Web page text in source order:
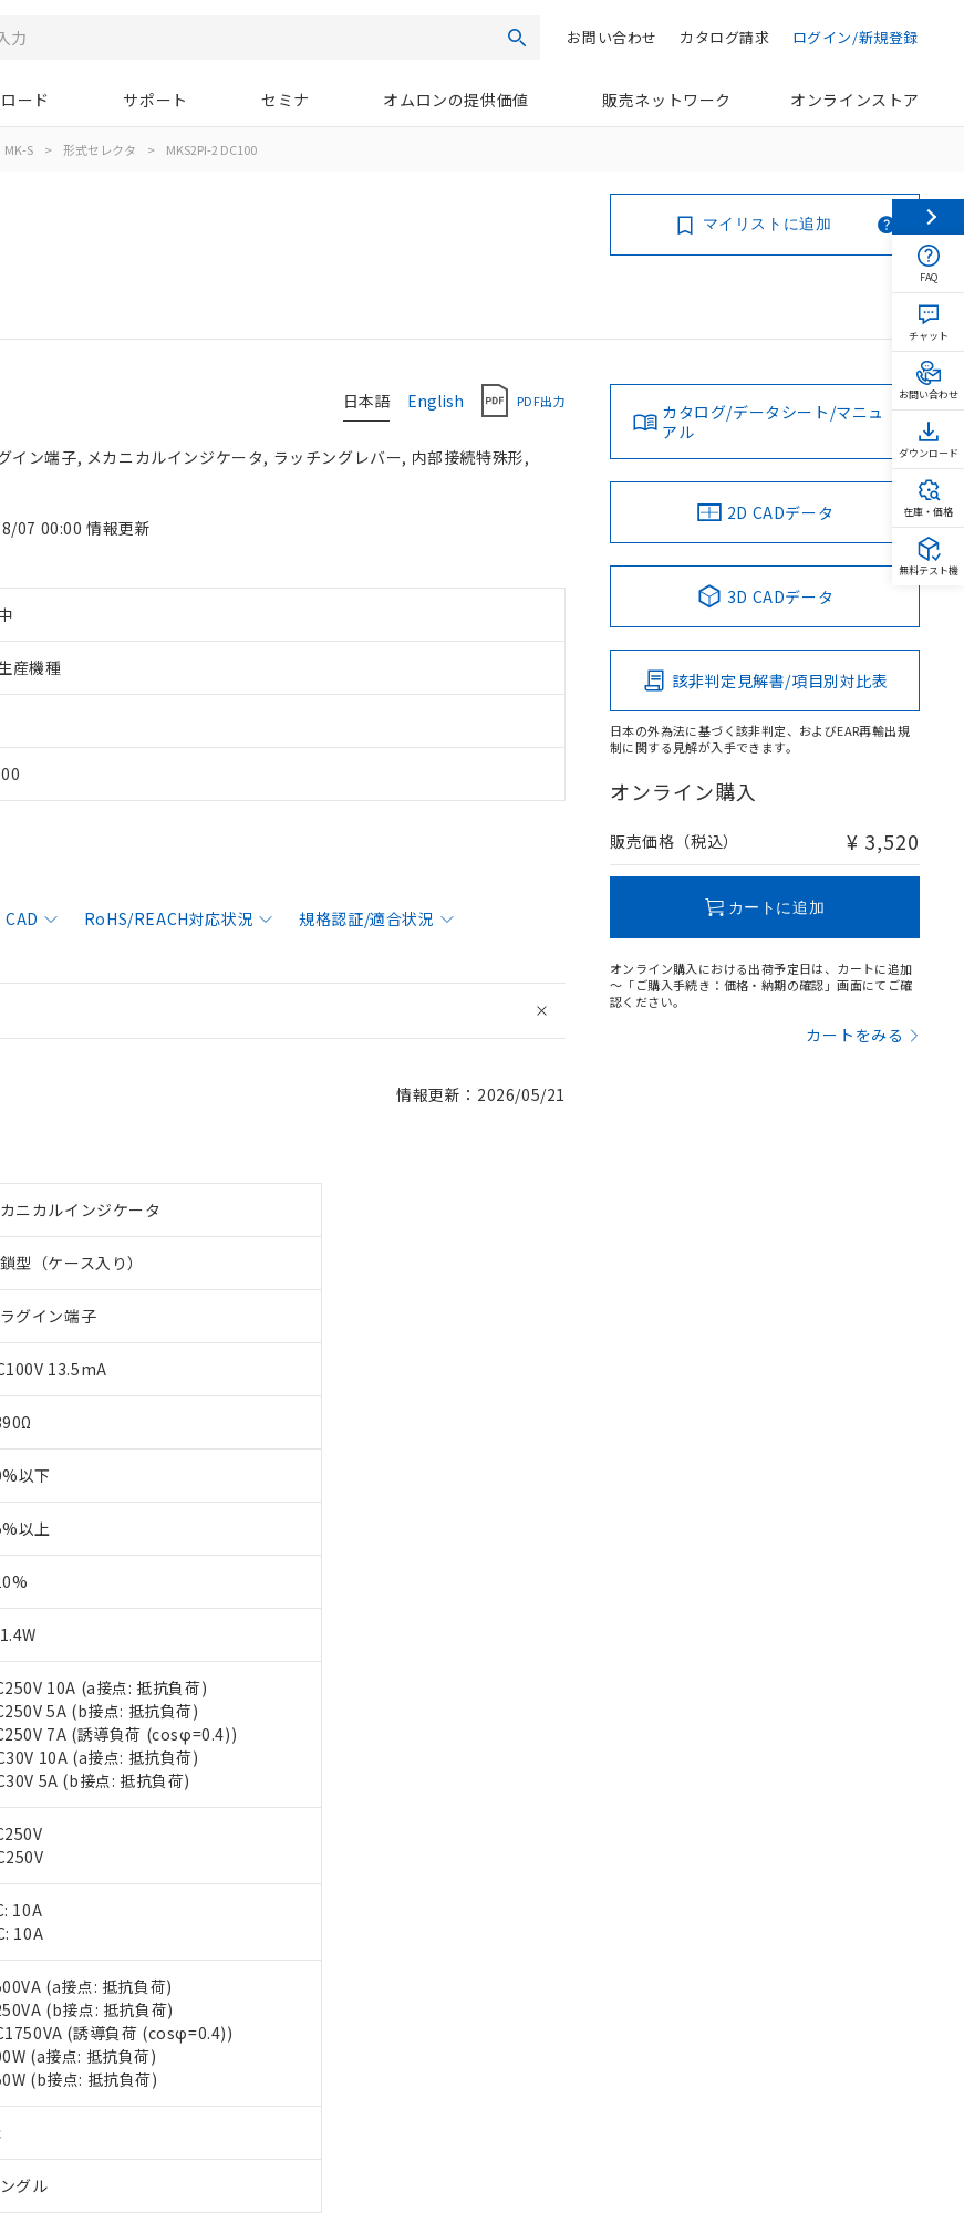
検索 ログイン/新規登録
カタログ請求
お問い合わせ
ード サポート セミナ オムロンの提供価値 販売ネットワーク オンラインストア
MK-S > 形式セレクタ > MKS2PI-2 DC100
マイリストに追加
日本語 English PDF出力
イン端子, メカニカルインジケータ, ラッチングレバー, 内部接続特殊形,
07 00:00 情報更新
産機種
CAD RoHS/REACH対応状況 規格認証/適合状況
情報更新：2026/05/21
ニカルインジケータ
型（ケース入り）
グイン端子
13.5mA
以下
以上
10A (a接点: 抵抗負荷)
5A (b接点: 抵抗負荷)
7A (誘導負荷 (cosφ=0.4))
10A (a接点: 抵抗負荷)
5A (b接点: 抵抗負荷)
10A
10A
(a接点: 抵抗負荷)
(b接点: 抵抗負荷)
(誘導負荷 (cosφ=0.4))
(a接点: 抵抗負荷)
(b接点: 抵抗負荷)
グル
カタログ/データシート/マニュ
アル
2D CADデータ
3D CADデータ
該非判定見解書/項目別対比表
日本の外為法に基づく該非判定、およびEAR再輸出規
制に関する見解が入手できます。
オンライン購入
販売価格（税込） ¥ 3,520
カートに追加
オンライン購入における出荷予定日は、カートに追加
～「ご購入手続き：価格・納期の確認」画面にてご確
認ください。
カートをみる
だき、同意のうえご利用ください。
指令（10物質）の非含有に対応した製品が提供可能な商品です。
（10物質）の非含有に対応した製品に切り替える予定のある商品です。
指令（10物質）の非含有に非対応の商品で、対応品を出す予定はありません。
など無形物で、有害物質有無と関係のない商品です。
非含有部品としていたものが、含有品と判明した場合などやむを得ず変更すること
有率が中国RoHSの基準値以下であることを示します。
FAQ
チャット
お問い合わせ
ダウンロード
在庫・価格
無料テスト機